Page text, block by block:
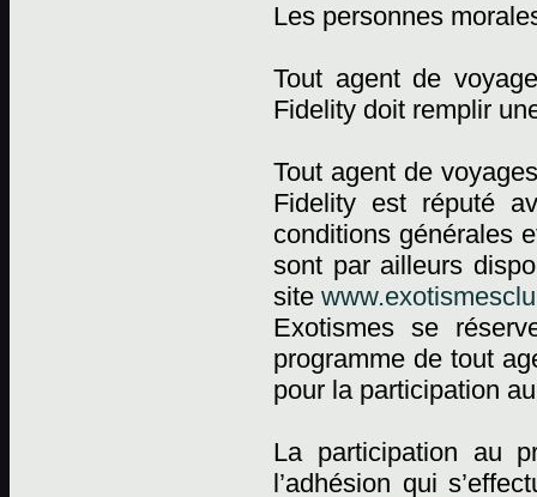
Les personnes
Tout agent de
Fidelity doit remplir
Tout agent de
Fidelity est réputé
conditions générales
sont par ailleurs
site
Exotismes se
programme de tout
pour la participation
La participation au
l’adhésion qui